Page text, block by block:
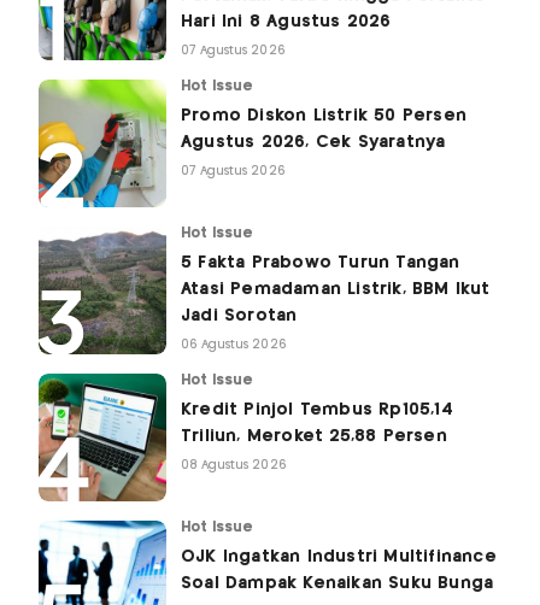
Hari Ini 8 Agustus 2026
07 Agustus 2026
Hot Issue
Promo Diskon Listrik 50 Persen
Agustus 2026, Cek Syaratnya
07 Agustus 2026
Hot Issue
5 Fakta Prabowo Turun Tangan
Atasi Pemadaman Listrik, BBM Ikut
Jadi Sorotan
06 Agustus 2026
Hot Issue
Kredit Pinjol Tembus Rp105,14
Triliun, Meroket 25,88 Persen
08 Agustus 2026
Hot Issue
OJK Ingatkan Industri Multifinance
Soal Dampak Kenaikan Suku Bunga